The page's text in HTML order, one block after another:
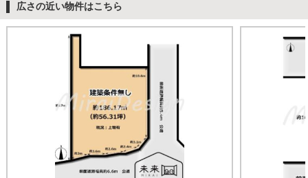
広さの近い物件はこちら